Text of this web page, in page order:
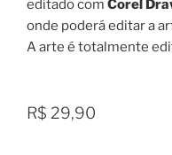
editado com Corel
onde poderá editar a
A arte é totalmente
R$ 29,90